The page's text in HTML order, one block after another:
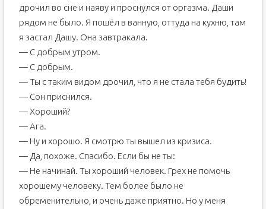
дрочил во сне и наяву и проснулся от оргазма. Даши
рядом не было. Я пошёл в ванную, оттуда на кухню, там
я застал Дашу. Она завтракала.
— С добрым утром.
— С добрым.
— Ты с таким видом дрочил, что я не стала тебя будить!
— Сон приснился.
— Хороший?
— Ага.
— Ну и хорошо. Я смотрю ты вышел из кризиса.
— Да, похоже. Спасибо. Если бы не ты:
— Не начинай. Ты хороший человек. Грех не помочь
хорошему человеку. Тем более было не
обременительно, и очень даже приятно. Но у меня